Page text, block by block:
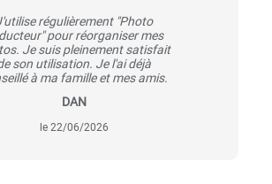
régulièrement "Photo
pour réorganiser mes
Je suis pleinement satisfait
son utilisation. Je l'ai déjà
à ma famille et mes amis.
DAN
le 22/06/2026